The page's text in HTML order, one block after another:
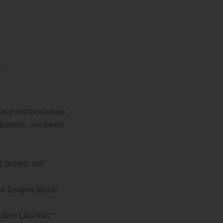
motivierende
um ihnen
auf
Sorgen hinter
Lächeln.“